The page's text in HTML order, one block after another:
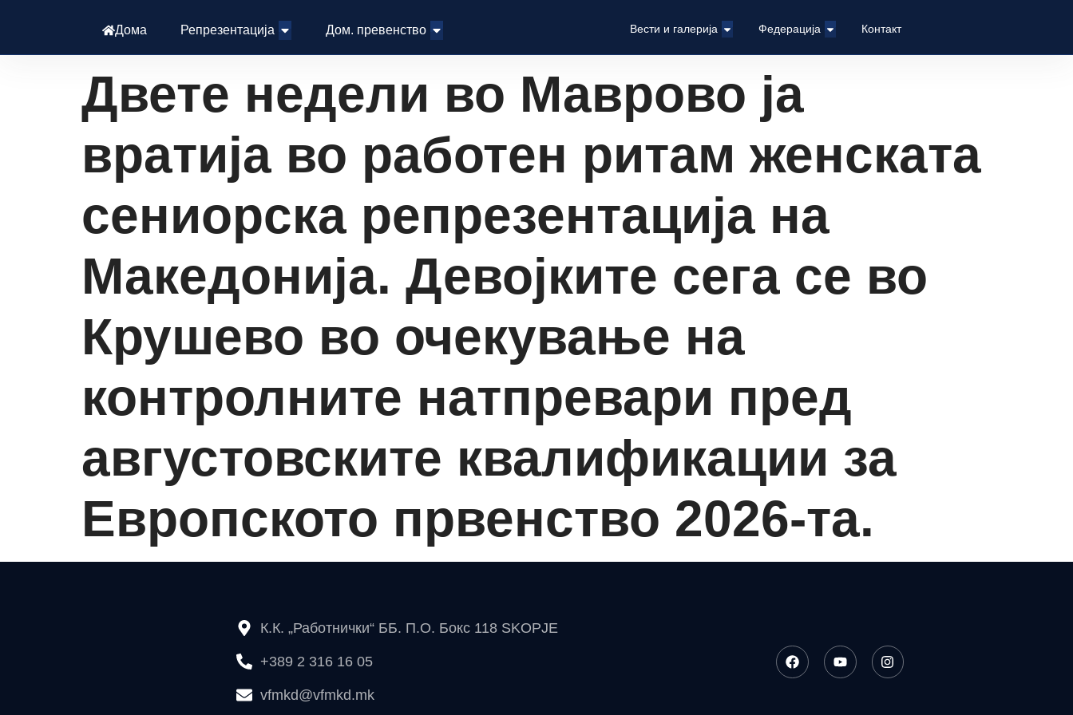
Дома Репрезентација Дом. превенство Вести и галерија Федерација Контакт
Двете недели во Маврово ја
вратија во работен ритам женската
сениорска репрезентација на
Македонија. Девојките сега се во
Крушево во очекување на
контролните натпревари пред
августовските квалификации за
Европското првенство 2026-та.
К.К. „Работнички“ ББ. П.О. Бокс 118 SKOPJE
+389 2 316 16 05
vfmkd@vfmkd.mk